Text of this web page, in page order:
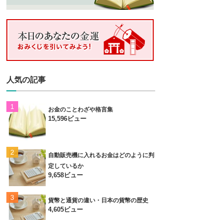
人気の記事
お金のことわざや格言集
15,596ビュー
自動販売機に入れるお金はどのように判
定しているか
9,658ビュー
貨幣と通貨の違い・日本の貨幣の歴史
4,605ビュー